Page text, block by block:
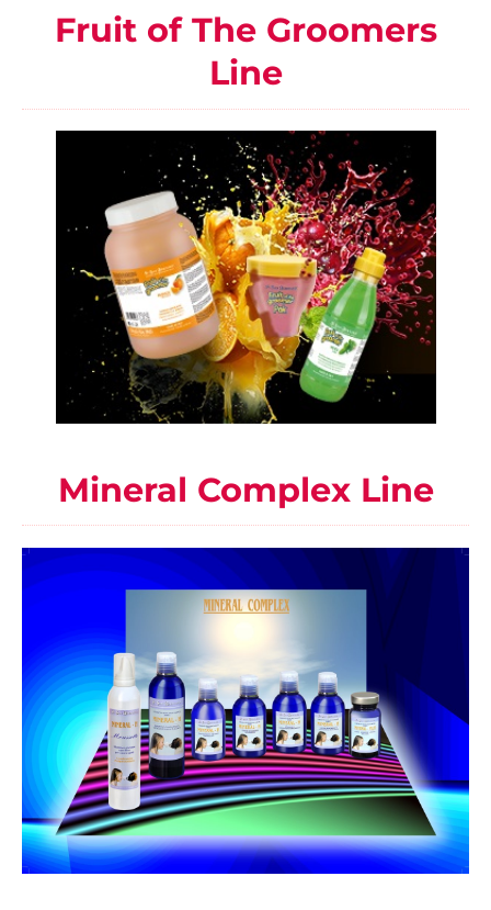
Fruit of The Groomers
Line
Mineral Complex Line